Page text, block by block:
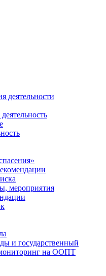
деятельности
мероприятия
и государственный
на ООПТ